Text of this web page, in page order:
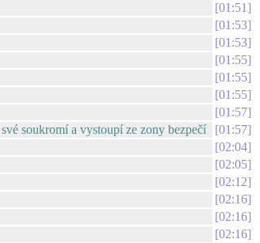
01:51
01:53
01:53
01:55
01:55
01:55
01:57
soukromí a vystoupí ze zony bezpečí
01:57
02:04
02:05
02:12
02:16
02:16
02:16